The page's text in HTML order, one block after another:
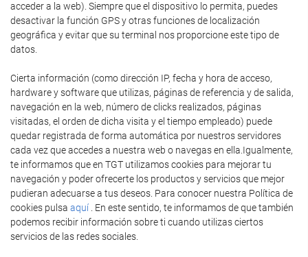
acceder a la web). Siempre que el dispositivo lo permita, puedes
desactivar la función GPS y otras funciones de localización
geográfica y evitar que su terminal nos proporcione este tipo de
datos.
Cierta información (como dirección IP, fecha y hora de acceso,
hardware y software que utilizas, páginas de referencia y de salida,
navegación en la web, número de clicks realizados, páginas
visitadas, el orden de dicha visita y el tiempo empleado) puede
quedar registrada de forma automática por nuestros servidores
cada vez que accedes a nuestra web o navegas en ella.Igualmente,
te informamos que en TGT utilizamos cookies para mejorar tu
navegación y poder ofrecerte los productos y servicios que mejor
pudieran adecuarse a tus deseos. Para conocer nuestra Política de
cookies pulsa aquí . En este sentido, te informamos de que también
podemos recibir información sobre ti cuando utilizas ciertos
servicios de las redes sociales.